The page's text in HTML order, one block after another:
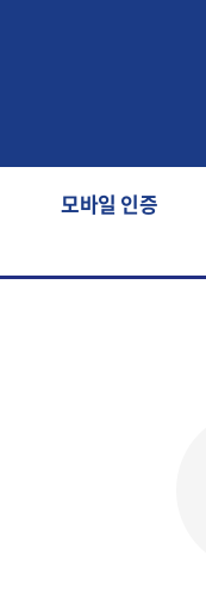
모바일 인증